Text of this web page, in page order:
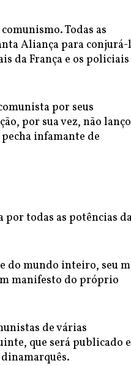
Todas as
Aliança para conjurá-
da França e os policiais
por seus
por sua vez, não
infamante de
por todas as potências da
do mundo inteiro, seu
manifesto do próprio
de várias
que será publicado